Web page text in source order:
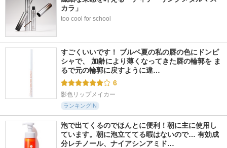
カラ」
too cool for school
すごくいいです！ ブルベ夏の私の唇の色にドンピ
シャで、 加齢により薄くなってきた唇の輪郭を ま
るで元の輪郭に戻すように違…
6
影色リップメイカー
ランキングIN
泡で出てくるのでほんとに便利！朝に主に使用し
ています。朝に泡立ててる暇はないので… 有効成
分レチノール、ナイアシンアミド…